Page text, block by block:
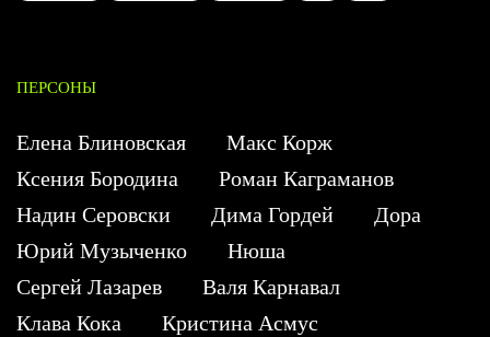
ПЕРСОНЫ
Елена Блиновская
Макс Корж
Ксения Бородина
Роман Каграманов
Надин Серовски
Дима Гордей
Дора
Юрий Музыченко
Нюша
Сергей Лазарев
Валя Карнавал
Клава Кока
Кристина Асмус